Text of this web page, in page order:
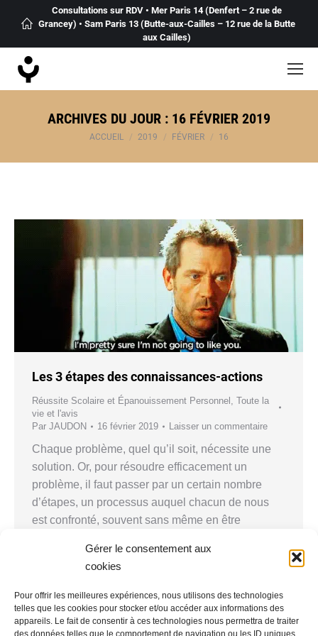
Gérer le consentement aux
cookies
Pour offrir les meilleures expériences, nous utilisons des technologies
telles que les cookies pour stocker et/ou accéder aux informations des
appareils. Le fait de consentir à ces technologies nous permettra de traiter
des données telles que le comportement de navigation ou les ID uniques
Consultations sur RDV • Mer Paris 14 (Denfert – 2 rue de
Grancey) • Sam Paris 13 (Butte-aux-Cailles – 12 rue de la Butte
aux Cailles)
ARCHIVES DU JOUR : 16 FÉVRIER 2019
Vous êtes ici :
ACCUEIL 2019 FÉVRIER 16
Les 3 étapes des connaissances-actions
Réussite Scolaire et Épanouissement Personnel , Toute la
vie et l'avis
Par JAUDON 16 février 2019 Laisser un commentaire
Chaque problème, quel qu’il soit, nécessite une
solution. Or, pour résoudre efficacement un
problème, il faut passer par un certain nombre
d’étapes, un processus auquel chacun de nous
est confronté, souvent sans même en être
étapes, que nous avons baptisées « Les trois
stades de la connaissance-action ». Ces stades,
…